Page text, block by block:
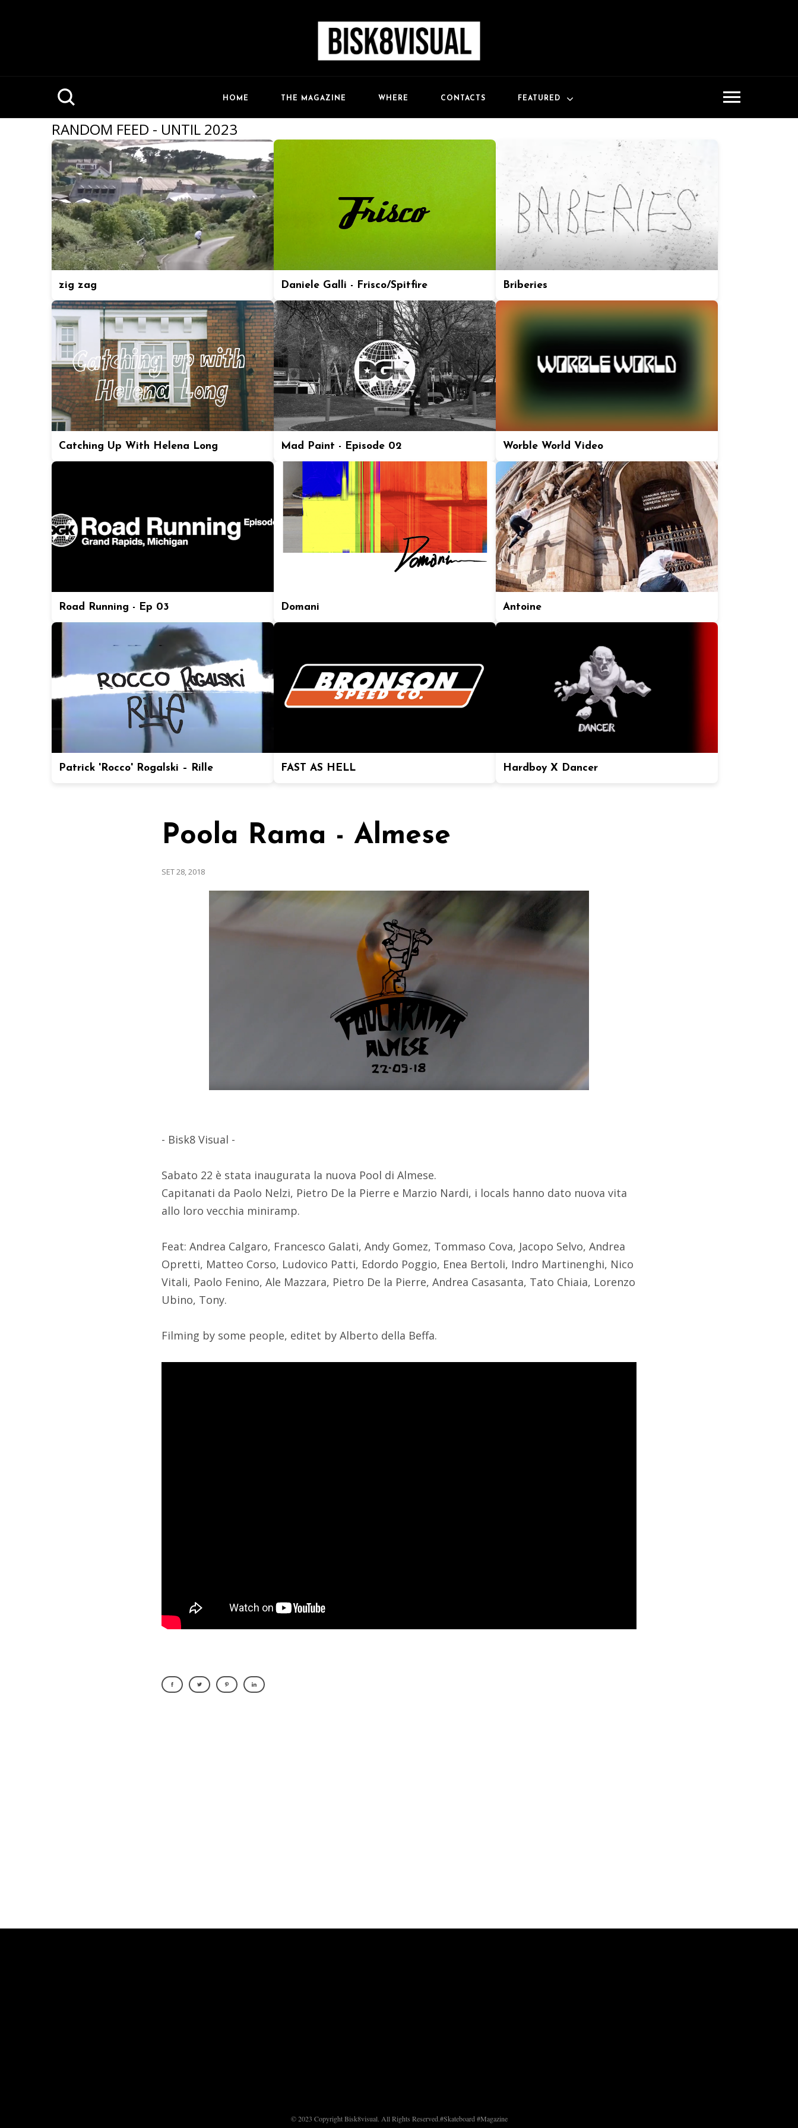
HOME THE MAGAZINE WHERE CONTACTS FEATURED
RANDOM FEED - UNTIL 2023
zig zag Daniele Galli - Frisco/Spitfire Briberies
Catching Up With Helena Long Mad Paint - Episode 02 Worble World Video
Road Running - Ep 03 Domani Antoine
Patrick 'Rocco' Rogalski – Rille FAST AS HELL Hardboy X Dancer
Poola Rama - Almese
SET 28, 2018
- Bisk8 Visual -
Sabato 22 è stata inaugurata la nuova Pool di Almese.
Capitanati da Paolo Nelzi, Pietro De la Pierre e Marzio Nardi, i locals hanno dato nuova vita
allo loro vecchia miniramp.
Feat: Andrea Calgaro, Francesco Galati, Andy Gomez, Tommaso Cova, Jacopo Selvo, Andrea
Opretti, Matteo Corso, Ludovico Patti, Edordo Poggio, Enea Bertoli, Indro Martinenghi, Nico
Vitali, Paolo Fenino, Ale Mazzara, Pietro De la Pierre, Andrea Casasanta, Tato Chiaia, Lorenzo
Ubino, Tony.
Filming by some people, editet by Alberto della Beffa.
© 2023 Copyright Bisk8visual. All Rights Reserved.#Skateboard #Magazine